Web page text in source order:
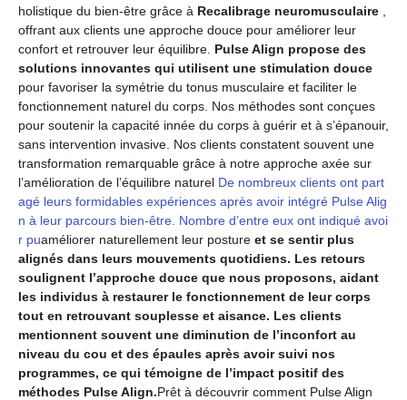
holistique du bien-être grâce à Recalibrage neuromusculaire
offrant aux clients une approche douce pour améliorer leur
confort et retrouver leur équilibre. Pulse Align propose des
solutions innovantes qui utilisent une stimulation douce
pour favoriser la symétrie du tonus musculaire et faciliter le
fonctionnement naturel du corps. Nos méthodes sont conçues
pour soutenir la capacité innée du corps à guérir et à s’épanouir,
sans intervention invasive. Nos clients constatent souvent une
transformation remarquable grâce à notre approche axée sur
l’amélioration de l’équilibre naturel De nombreux clients ont part
agé leurs formidables expériences après avoir intégré Pulse Alig
n à leur parcours bien-être. Nombre d’entre eux ont indiqué avoi
r puaméliorer naturellement leur posture et se sentir plus
alignés dans leurs mouvements quotidiens. Les retours
soulignent l’approche douce que nous proposons, aidant
les individus à restaurer le fonctionnement de leur corps
tout en retrouvant souplesse et aisance. Les clients
mentionnent souvent une diminution de l’inconfort au
niveau du cou et des épaules après avoir suivi nos
programmes, ce qui témoigne de l’impact positif des
méthodes Pulse Align.Prêt à découvrir comment Pulse Align